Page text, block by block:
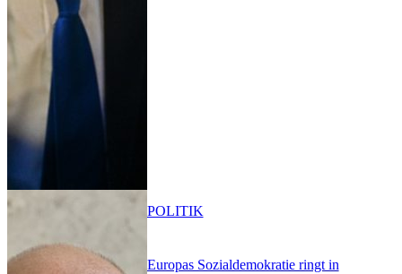
Europas Sozialdemokratie ringt in
POLITIK